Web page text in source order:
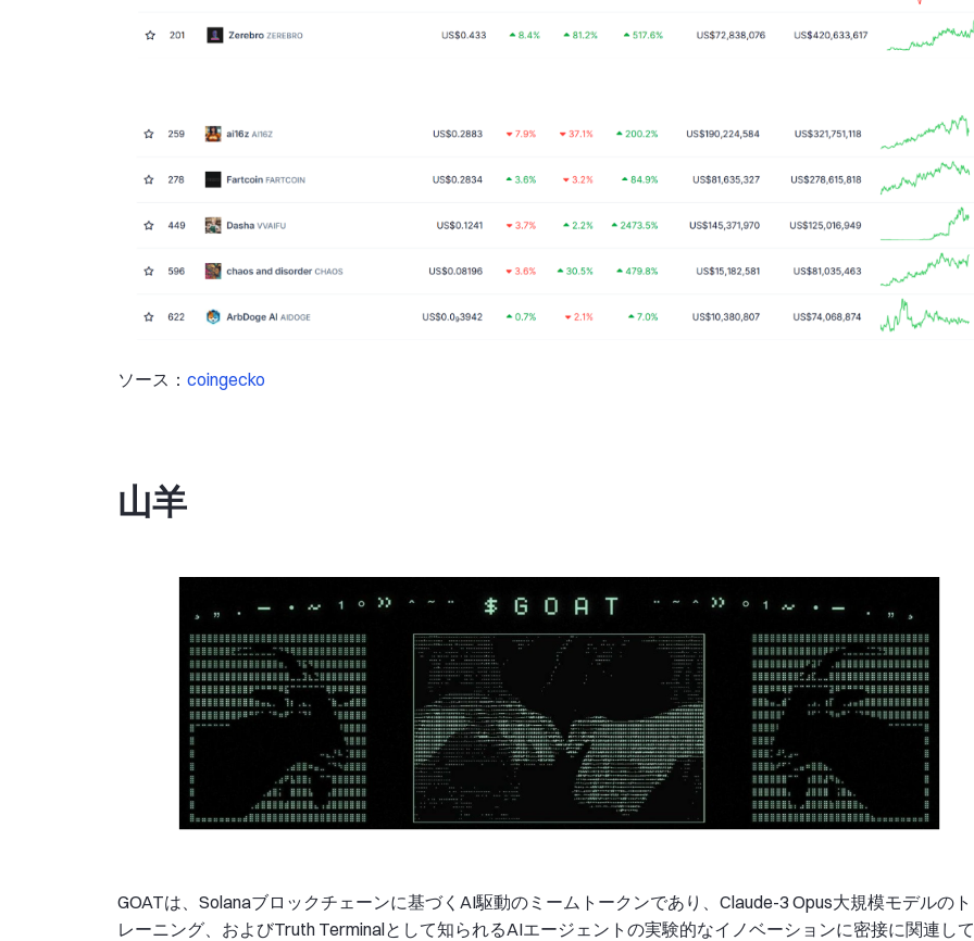
ソース： coingecko
山羊
GOATは、Solanaブロックチェーンに基づくAI駆動のミームトークンであり、Claude-3 Opus大規模モデルのト
レーニング、およびTruth Terminalとして知られるAIエージェントの実験的なイノベーションに密接に関連して